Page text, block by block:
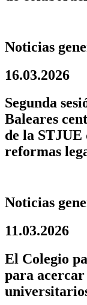
Noticias
16.03.2026
Segunda
Baleares
de la STJUE
reformas
Noticias
11.03.2026
El Colegio
para